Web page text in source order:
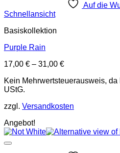
Auf die
Schnellansicht
Basiskollektion
Purple Rain
17,00 € – 31,00 €
Kein Mehrwertsteuerausweis,
UStG.
zzgl. Versandkosten
Angebot!